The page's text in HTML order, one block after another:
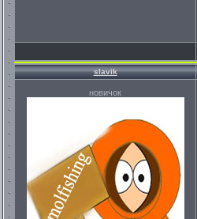
slavik
новичок